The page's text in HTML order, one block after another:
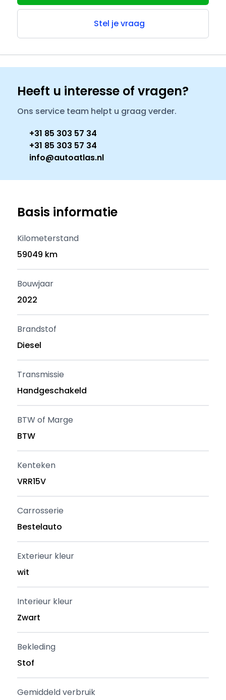
Stel je vraag
Heeft u interesse of vragen?
Ons service team helpt u graag verder.
+31 85 303 57 34
+31 85 303 57 34
info@autoatlas.nl
Basis informatie
Kilometerstand
59049 km
Bouwjaar
2022
Brandstof
Diesel
Transmissie
Handgeschakeld
BTW of Marge
BTW
Kenteken
VRR15V
Carrosserie
Bestelauto
Exterieur kleur
wit
Interieur kleur
Zwart
Bekleding
Stof
Gemiddeld verbruik